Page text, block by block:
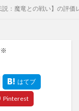
説：魔竜との戦い】の評価
※